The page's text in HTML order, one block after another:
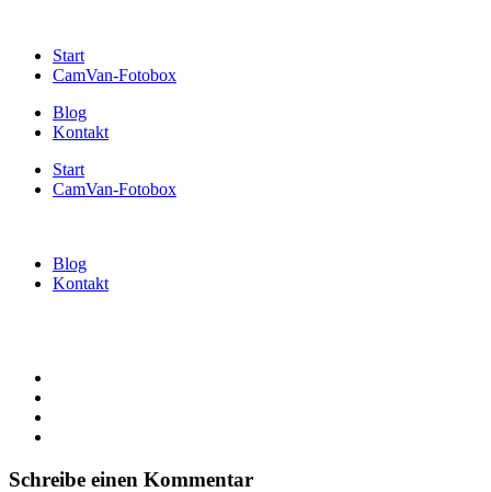
Start
CamVan-Fotobox
Blog
Kontakt
Start
CamVan-Fotobox
Blog
Kontakt
Schreibe einen Kommentar